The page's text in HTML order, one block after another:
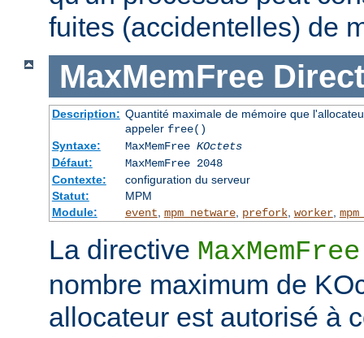
fuites (accidentelles) de
MaxMemFree
Description: Quantité maximale de mémoire que
appeler free()
Syntaxe:
MaxMemFree KOctets
Défaut:
MaxMemFree 2048
Contexte:
configuration du serveur
Statut:
MPM
Module:
event mpm_netware, prefork, worker,
La directive MaxMemFree
nombre maximum de
allocateur est autorisé à